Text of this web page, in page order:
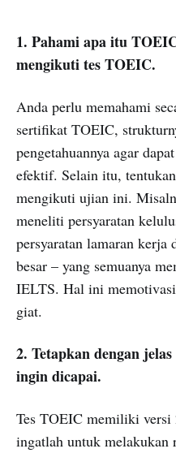
1. Pahami apa itu
mengikuti tes TOEIC.
Anda perlu memahami
sertifikat TOEIC,
pengetahuannya agar
efektif. Selain itu,
mengikuti ujian ini.
meneliti persyaratan
persyaratan lamaran kerja
besar – yang semuanya
IELTS. Hal ini
giat.
2. Tetapkan dengan
ingin dicapai.
Tes TOEIC memiliki
ingatlah untuk melakukan